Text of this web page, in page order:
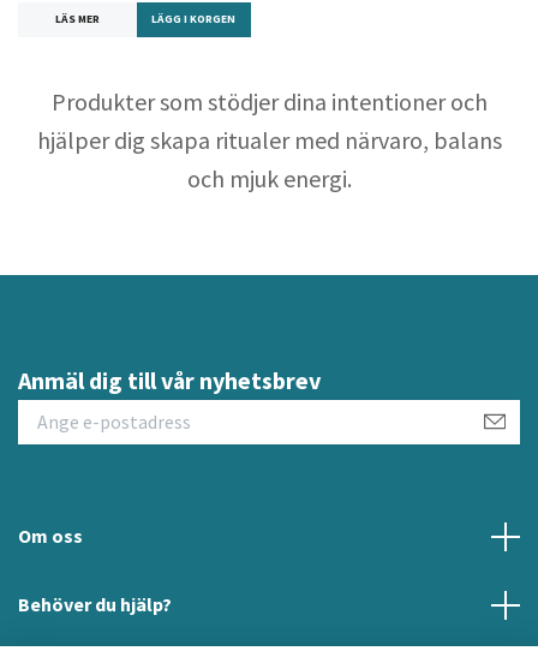
LÄS MER
Produkter som stödjer dina intentioner och
hjälper dig skapa ritualer med närvaro, balans
och mjuk energi.
Anmäl dig till vår nyhetsbrev
Om oss
Behöver du hjälp?